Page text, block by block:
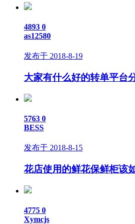
4893 0
as12580
发布于 2018-8-19
大家有什么好的转单平台
5763 0
BESS
发布于 2018-8-15
花店使用的鲜花保鲜柜该
4775 0
Xymcjs